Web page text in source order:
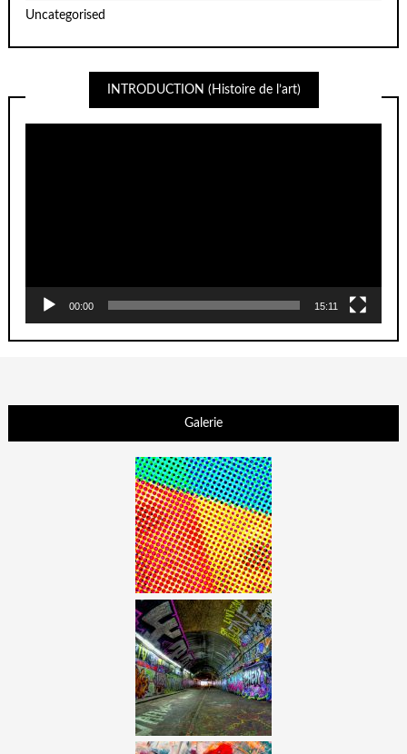
Uncategorised
INTRODUCTION (Histoire de l’art)
00:00 15:11
Galerie